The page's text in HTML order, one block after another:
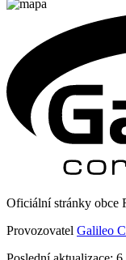
Oficiální stránky obce
Provozovatel Galileo